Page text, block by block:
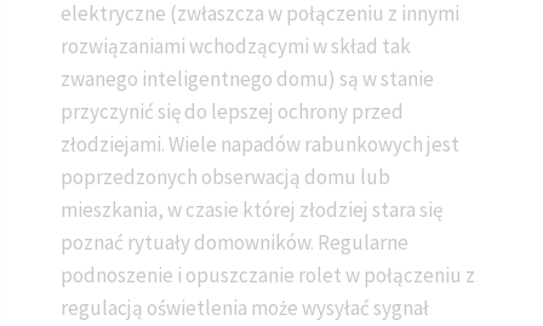
elektryczne (zwłaszcza w połączeniu z innymi
rozwiązaniami wchodzącymi w skład tak
zwanego inteligentnego domu) są w stanie
przyczynić się do lepszej ochrony przed
złodziejami. Wiele napadów rabunkowych jest
poprzedzonych obserwacją domu lub
mieszkania, w czasie której złodziej stara się
poznać rytuały domowników. Regularne
podnoszenie i opuszczanie rolet w połączeniu z
regulacją oświetlenia może wysyłać sygnał